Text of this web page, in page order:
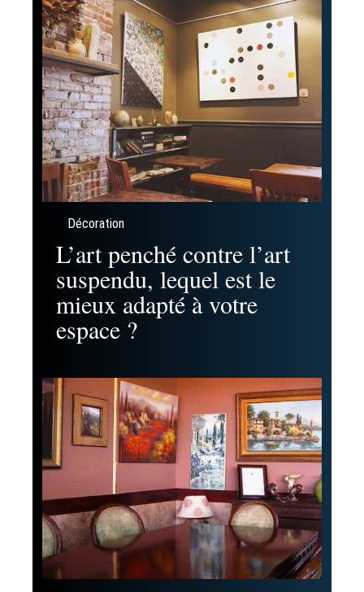
Décoration
L’art penché contre l’art
suspendu, lequel est le
mieux adapté à votre
espace ?